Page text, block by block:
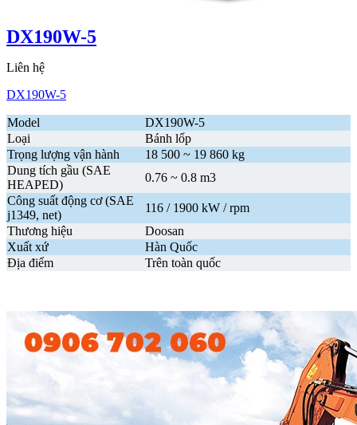
DX190W-5
Liên hệ
DX190W-5
Model
DX190W-5
Loại
Bánh lốp
Trọng lượng vận hành
18 500 ~ 19 860 kg
Dung tích gầu (SAE
HEAPED)
0.76 ~ 0.8 m3
Công suất động cơ (SAE
j1349, net)
116 / 1900 kW / rpm
Thương hiệu
Doosan
Xuất xứ
Hàn Quốc
Địa điểm
Trên toàn quốc